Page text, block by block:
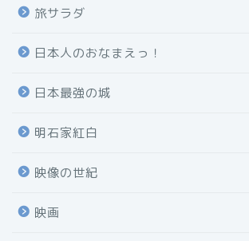
旅サラダ
日本人のおなまえっ！
日本最強の城
明石家紅白
映像の世紀
映画